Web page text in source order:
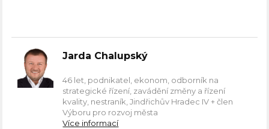
Jarda Chalupský
46 let, podnikatel, ekonom, odborník na
strategické řízení, zavádění změny a řízení
kvality, nestraník, Jindřichův Hradec IV + člen
Výboru pro rozvoj města
Více informací